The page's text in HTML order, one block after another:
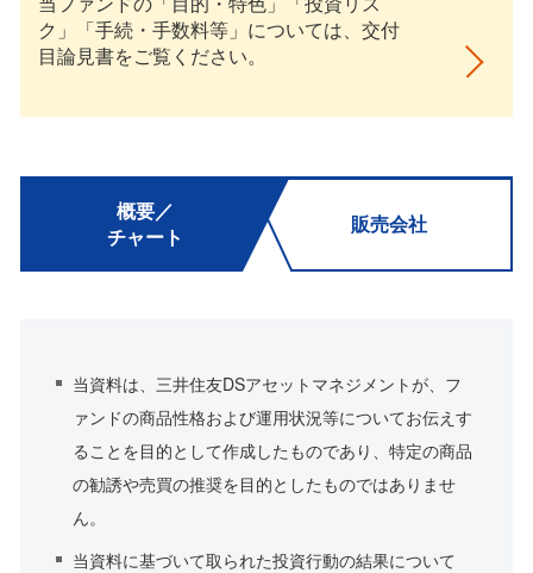
ク」「手続・手数料等」については、交付
目論見書をご覧ください。
概要／
チャート
販売会社
当資料は、三井住友DSアセットマネジメントが、フ
ァンドの商品性格および運用状況等についてお伝えす
ることを目的として作成したものであり、特定の商品
の勧誘や売買の推奨を目的としたものではありませ
ん。
当資料に基づいて取られた投資行動の結果について